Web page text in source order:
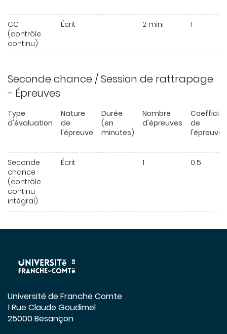
CC
(contrôle
continu)
Écrit 2 mini 1
Seconde chance / Session de rattrapage
- Épreuves
Type
d'évaluation
Nature
de
l'épreuve
Durée
(en
minutes)
Nombre
d'épreuves
de
l'épreuve
Seconde
chance
(contrôle
continu
intégral)
Écrit 1 0.5
Université de Franche Comte
1 Rue Claude Goudimel
25000 Besançon